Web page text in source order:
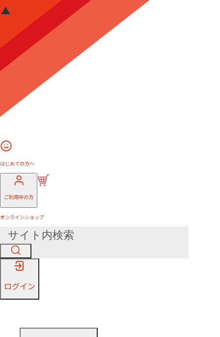
はじめての方へ
ご利用中の方
オンラインショップ
ログイン